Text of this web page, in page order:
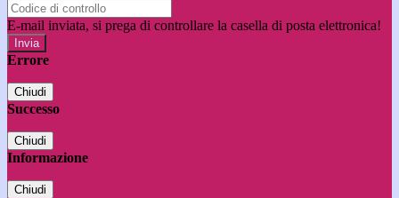
E-mail inviata, si prega di controllare la casella di posta elettronica!
Errore
Chiudi
Successo
Chiudi
Informazione
Chiudi